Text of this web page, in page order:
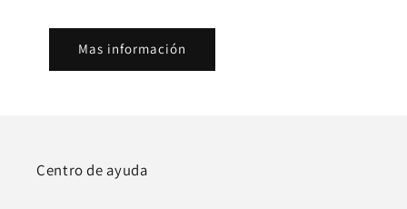
Mas información
Centro de ayuda